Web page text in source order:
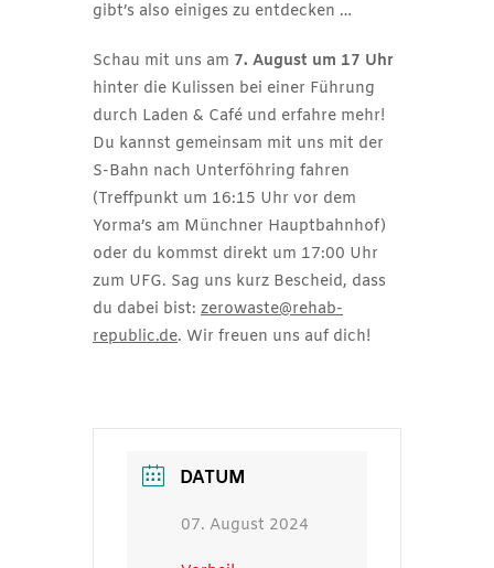
gibt’s also einiges zu entdecken …
Schau mit uns am 7. August um 17 Uhr
hinter die Kulissen bei einer Führung
durch Laden & Café und erfahre mehr!
Du kannst gemeinsam mit uns mit der
S-Bahn nach Unterföhring fahren
(Treffpunkt um 16:15 Uhr vor dem
Yorma’s am Münchner Hauptbahnhof)
oder du kommst direkt um 17:00 Uhr
zum UFG. Sag uns kurz Bescheid, dass
du dabei bist: zerowaste@rehab-
republic.de. Wir freuen uns auf dich!
DATUM
07. August 2024